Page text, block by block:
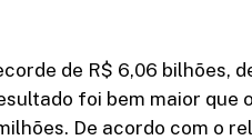
de R$ 6,06 bilhões,
foi bem maior que
De acordo com o